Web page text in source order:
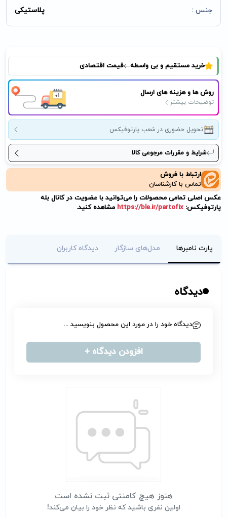
جنس : پلاستیکی
خرید مستقیم و بی واسطه قیمت اقتصادی
روش ها و هزینه های ارسال
توضیحات بیشتر
تحویل حضوری در شعب پارتوفیکس
شرایط و مقررات مرجوعی کالا
ارتباط با فروش
تماس با کارشناسان
عکس اصلی تمامی محصولات را می‌توانید با عضویت در کانال بله
پارتوفیکس: https://ble.ir/partofix مشاهده کنید.
پارت نامبرها مدل‌های سازگار دیدگاه کاربران
دیدگاه
هنوز هیچ کامنتی ثبت نشده است
اولین نفری باشید که نظر خود را بیان می‌کند!
دیدگاه خود را در مورد این محصول بنویسید ...
افزودن دیدگاه +